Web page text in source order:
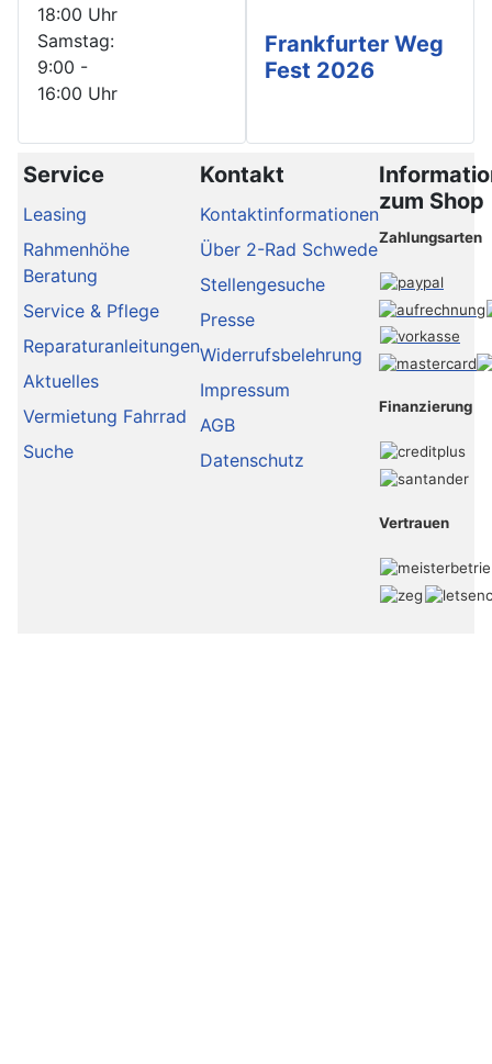
18:00 Uhr
Samstag:
9:00 -
16:00 Uhr
Frankfurter Weg
Fest 2026
Service
Leasing
Rahmenhöhe
Beratung
Service & Pflege
Reparaturanleitungen
Aktuelles
Vermietung Fahrrad
Suche
Kontakt
Kontaktinformationen
Über 2-Rad Schwede
Stellengesuche
Presse
Widerrufsbelehrung
Impressum
AGB
Datenschutz
zum Shop
Zahlungsarten
Finanzierung
Vertrauen